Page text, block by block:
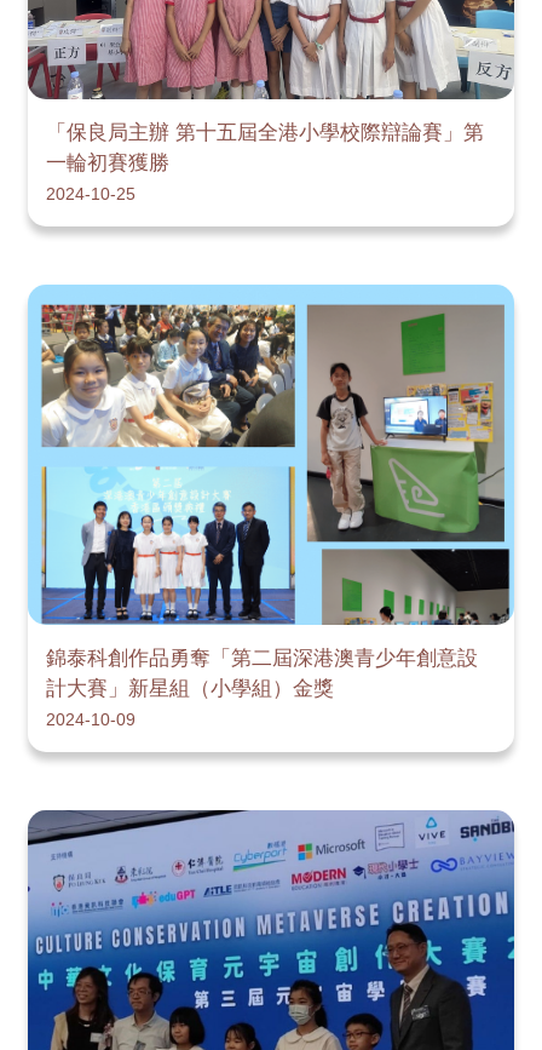
「保良局主辦 第十五屆全港小學校際辯論賽」第
一輪初賽獲勝
2024-10-25
錦泰科創作品勇奪「第二屆深港澳青少年創意設
計大賽」新星組（小學組）金獎
2024-10-09